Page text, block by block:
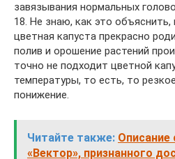
завязывания нормальных
18. Не знаю, как это объяснить,
цветная капуста прекрасно
полив и орошение растений
точно не подходит цветной
температуры, то есть, то
понижение.
Читайте также: Описание
«Вектор», признанного